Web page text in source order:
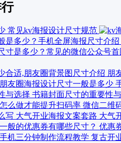
朋
书籍封面尺寸的重要性
微信二维
大气
优惠
复古开